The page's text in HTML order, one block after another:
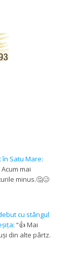
în Satu Mare:
mai
minus.🤔🥴
cu stângul
: “👍 Mai
din alte pârtz.